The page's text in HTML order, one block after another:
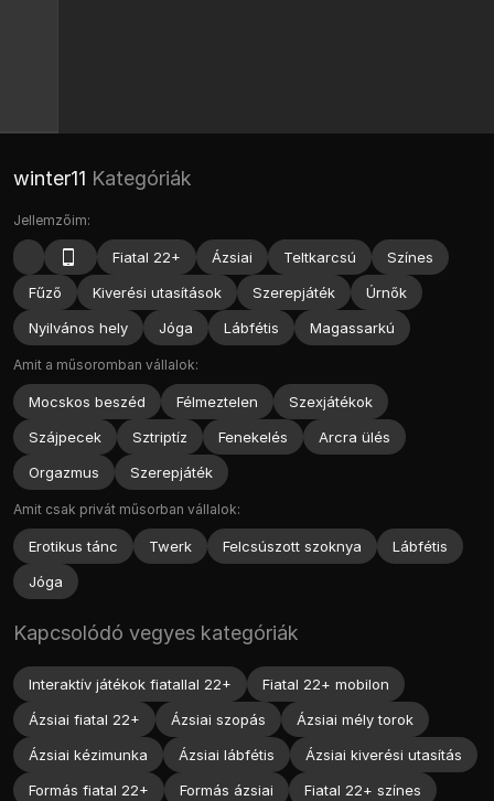
winter11 Kategóriák
Jellemzőim:
Fiatal 22+ Ázsiai Teltkarcsú
Színes
Fűző
Kiverési utasítások Szerepjáték
Úrnők
Nyilvános hely
Jóga Lábfétis Magassarkú
Amit a műsoromban vállalok:
Mocskos beszéd Félmeztelen
Szexjátékok
Szájpecek
Sztriptíz Fenekelés
Arcra ülés
Orgazmus
Szerepjáték
Amit csak privát műsorban vállalok:
Erotikus tánc Twerk Felcsúszott szoknya
Lábfétis
Jóga
Kapcsolódó vegyes kategóriák
Interaktív játékok fiatallal 22+
Fiatal 22+ mobilon
Ázsiai fiatal 22+
Ázsiai szopás
Ázsiai mély torok
Ázsiai kézimunka
Ázsiai lábfétis
Ázsiai kiverési utasítás
Formás fiatal 22+
Formás ázsiai
Fiatal 22+ színes